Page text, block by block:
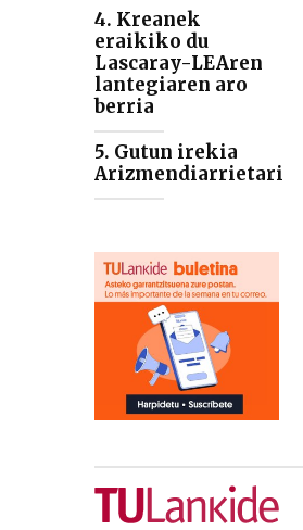
4. Kreanek
eraikiko du
Lascaray-LEAren
lantegiaren aro
berria
5. Gutun irekia
Arizmendiarrietari